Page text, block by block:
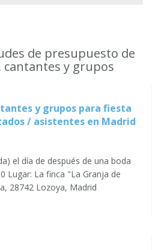
de presupuesto de
cantantes y grupos
y grupos para fiesta
/ asistentes en Madrid
el día de después de una boda
Lugar: La finca "La Granja de
28742 Lozoya, Madrid